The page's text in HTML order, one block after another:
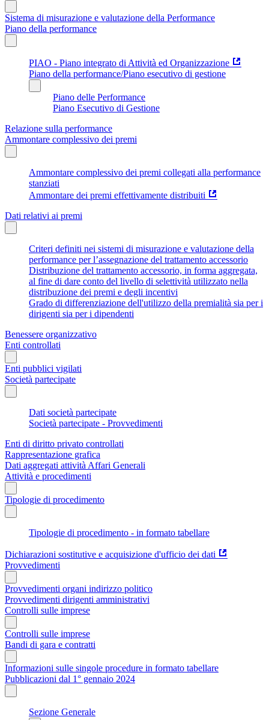
Sistema di misurazione e valutazione della Performance
Piano della performance
PIAO - Piano integrato di Attività ed Organizzazione
Piano della performance/Piano esecutivo di gestione
Piano delle Performance
Piano Esecutivo di Gestione
Relazione sulla performance
Ammontare complessivo dei premi
Ammontare complessivo dei premi collegati alla performance
stanziati
Ammontare dei premi effettivamente distribuiti
Dati relativi ai premi
Criteri definiti nei sistemi di misurazione e valutazione della
performance per l’assegnazione del trattamento accessorio
Distribuzione del trattamento accessorio, in forma aggregata,
al fine di dare conto del livello di selettività utilizzato nella
distribuzione dei premi e degli incentivi
Grado di differenziazione dell'utilizzo della premialità sia per i
dirigenti sia per i dipendenti
Benessere organizzativo
Enti controllati
Enti pubblici vigilati
Società partecipate
Dati società partecipate
Società partecipate - Provvedimenti
Enti di diritto privato controllati
Rappresentazione grafica
Dati aggregati attività Affari Generali
Attività e procedimenti
Tipologie di procedimento
Tipologie di procedimento - in formato tabellare
Dichiarazioni sostitutive e acquisizione d'ufficio dei dati
Provvedimenti
Provvedimenti organi indirizzo politico
Provvedimenti dirigenti amministrativi
Controlli sulle imprese
Controlli sulle imprese
Bandi di gara e contratti
Informazioni sulle singole procedure in formato tabellare
Pubblicazioni dal 1° gennaio 2024
Sezione Generale